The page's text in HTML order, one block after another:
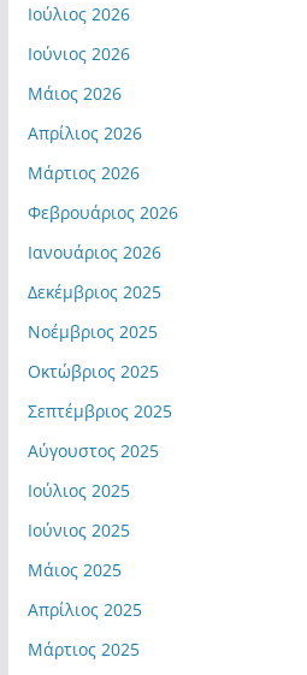
Ιούλιος 2026
Ιούνιος 2026
Μάιος 2026
Απρίλιος 2026
Μάρτιος 2026
Φεβρουάριος 2026
Ιανουάριος 2026
Δεκέμβριος 2025
Νοέμβριος 2025
Οκτώβριος 2025
Σεπτέμβριος 2025
Αύγουστος 2025
Ιούλιος 2025
Ιούνιος 2025
Μάιος 2025
Απρίλιος 2025
Μάρτιος 2025